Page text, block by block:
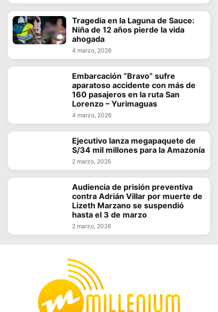
Tragedia en la Laguna de Sauce:
Niña de 12 años pierde la vida
ahogada
4 marzo, 2026
Embarcación “Bravo” sufre
aparatoso accidente con más de
160 pasajeros en la ruta San
Lorenzo – Yurimaguas
4 marzo, 2026
Ejecutivo lanza megapaquete de
S/34 mil millones para la Amazonía
2 marzo, 2026
Audiencia de prisión preventiva
contra Adrián Villar por muerte de
Lizeth Marzano se suspendió
hasta el 3 de marzo
2 marzo, 2026